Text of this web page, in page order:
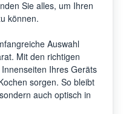
Sie alles, um Ihren
können.
Auswahl
Mit den richtigen
Ihres Geräts
sorgen. So bleibt
auch optisch in